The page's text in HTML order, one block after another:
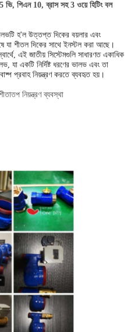
5 ভি, পিএন 10, ব্রাস সহ 3 ওয়ে হিটিং বল
হ'ল উত্তপ্ত দিকের বয়লার এবং
যা শীতল দিকের সাথে ইনস্টল করা আছে।
এই জাতীয় সিস্টেমগুলি সাধারণত একাধিক
যা একটি নির্দিষ্ট ধরণের ভালভ এবং তা
প্রবাহ নিয়ন্ত্রণ করতে ব্যবহৃত হয়।
নিয়ন্ত্রণ ব্যবস্থা